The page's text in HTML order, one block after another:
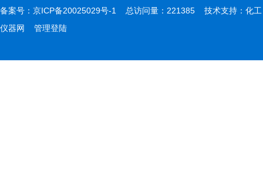
备案号： 京ICP备20025029号-1 总访问量：221385 技术支持： 化工
仪器网
管理登陆